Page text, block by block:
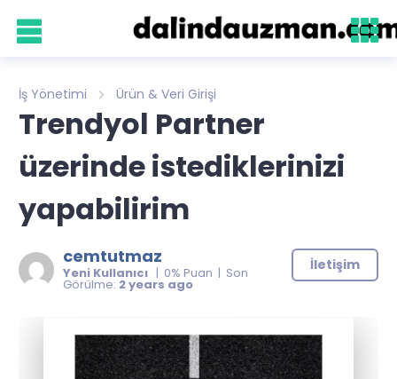
İş Yönetimi Ürün & Veri Girişi
Trendyol Partner
üzerinde istediklerinizi
yapabilirim
cemtutmaz
Yeni Kullanıcı | 0% Puan | Son
Görülme: 2 years ago
İletişim